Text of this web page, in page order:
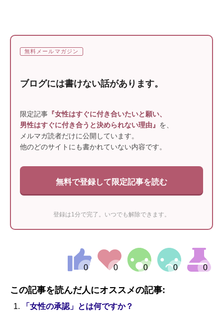
無料メールマガジン
ブログには書けない話があります。
限定記事 『女性はすぐに付き合いたいと願い、
男性はすぐに付き合うと決められない理由』 を、
メルマガ読者だけに公開しています。
他のどのサイトにも書かれていない内容です。
無料で登録して限定記事を読む
登録は1分で完了。いつでも解除できます。
この記事を読んだ人にオススメの記事:
「女性の承認」とは何ですか？